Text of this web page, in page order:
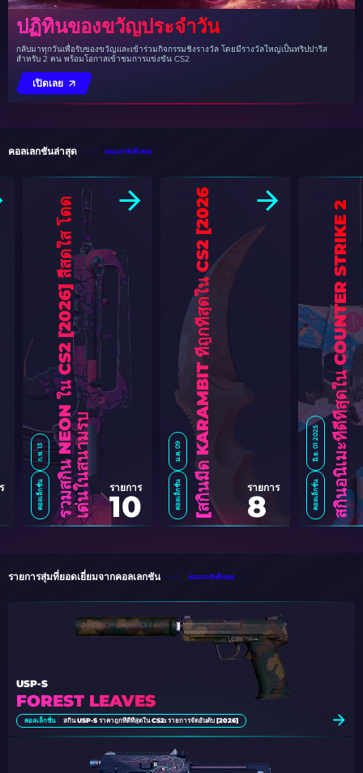
ปฏิทินของขวัญประจำวัน
กลับมาทุกวันเพื่อรับของขวัญและเข้าร่วมกิจกรรมชิงรางวัล โดยมีรางวัลใหญ่เป็นทริปปารีส
สำหรับ 2 คน พร้อมโอกาสเข้าชมการแข่งขัน CS2
เปิดเลย
คอลเลกชันล่าสุด คอลเลกชันทั้งหมด
มิ.ย. 01 2025
คอลเล็กชั่น สกินอนิเมะที่ดีที่สุดใน COUNTER STRIKE 2
ม.ค. 09
คอลเล็กชั่น
ส
กิ
น
มี
ด
K
A
R
A
M
B
I
T
ที่
ถู
ก
ที่
สุ
ด
ใ
น
C
S
2
[
2
0
2
6
] รายการ
8
ก.พ. 13
คอลเล็กชั่น ร
ว
ม
ส
กิ
น
N
E
O
N
ใ
น
C
S
2
[
2
0
2
6
]
สี
ส
ด
ใ
ส
โ
ด
ด
เ
ด่
น
ใ
น
ส
น
า
ม
รบ รายการ
10
รายการสุ่มที่ยอดเยี่ยมจากคอลเลกชัน คอลเลกชันทั้งหมด
FOREST LEAVES
USP-S
คอลเล็กชั่น สกิน USP-S ราคาถูกที่ดีที่สุดใน CS2: รายการจัดอันดับ [2026]